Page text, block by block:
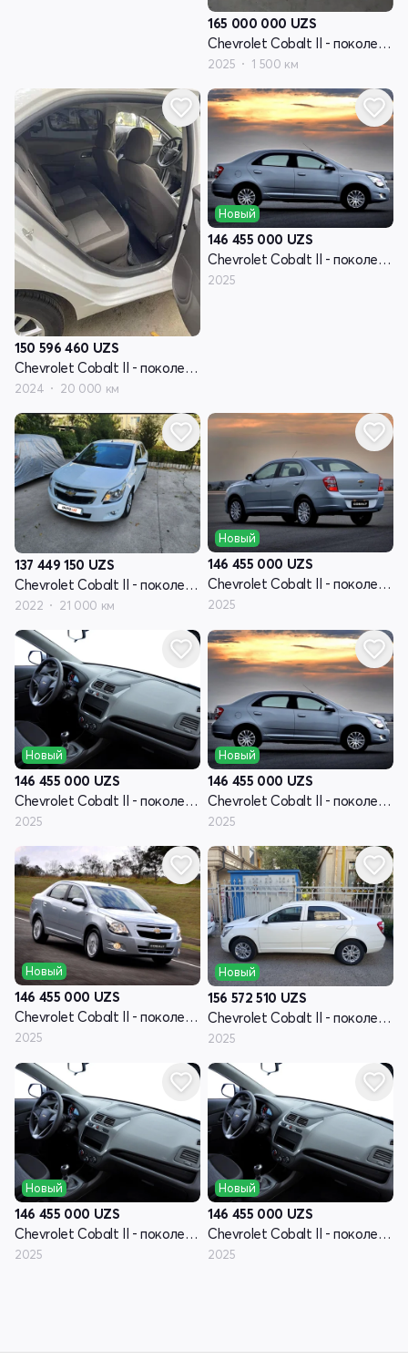
165 000 000 UZS
Chevrolet Cobalt II - поколение рестайлинг
2025 1 500 км
150 596 460 UZS
Chevrolet Cobalt II - поколение рестайлинг
2024 20 000 км
Новый
146 455 000 UZS
Chevrolet Cobalt II - поколение рестайлинг
2025
137 449 150 UZS
Chevrolet Cobalt II - поколение рестайлинг
2022 21 000 км
Новый
146 455 000 UZS
Chevrolet Cobalt II - поколение рестайлинг
2025
Новый
146 455 000 UZS
Chevrolet Cobalt II - поколение рестайлинг
2025
Новый
146 455 000 UZS
Chevrolet Cobalt II - поколение рестайлинг
2025
Новый
146 455 000 UZS
Chevrolet Cobalt II - поколение рестайлинг
2025
Новый
156 572 510 UZS
Chevrolet Cobalt II - поколение рестайлинг
2025
Новый
146 455 000 UZS
Chevrolet Cobalt II - поколение рестайлинг
2025
Новый
146 455 000 UZS
Chevrolet Cobalt II - поколение рестайлинг
2025